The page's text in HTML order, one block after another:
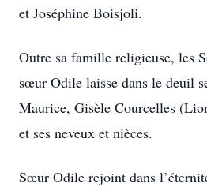
et Joséphine Boisjoli.
Outre sa famille religieuse, les
sœur Odile laisse dans le deuil
Maurice, Gisèle Courcelles
et ses neveux et nièces.
Sœur Odile rejoint dans